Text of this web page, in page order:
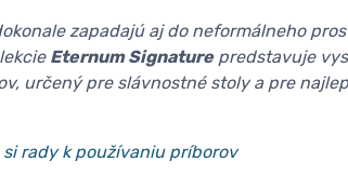
zapadajú aj do neformálneho
Eternum Signaturepredstavuje
určený pre slávnostné stoly a pre
rady k používaniu príborov